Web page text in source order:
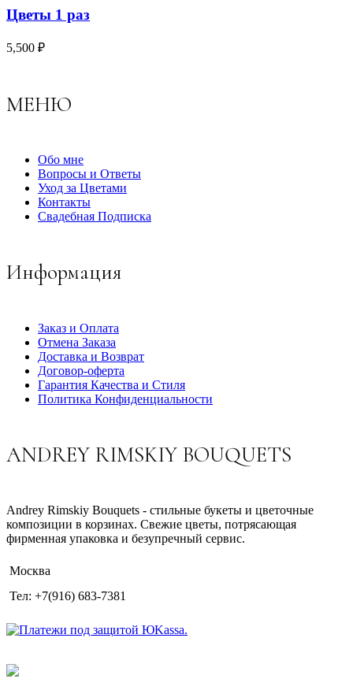
Цветы 1 раз
5,500 ₽
МЕНЮ
Обо мне
Вопросы и Ответы
Уход за Цветами
Контакты
Свадебная Подписка
Информация
Заказ и Оплата
Отмена Заказа
Доставка и Возврат
Договор-оферта
Гарантия Качества и Стиля
Политика Конфиденциальности
ANDREY RIMSKIY BOUQUETS
Andrey Rimskiy Bouquets - стильные букеты и цветочные
композиции в корзинах. Свежие цветы, потрясающая
фирменная упаковка и безупречный сервис.
Москва
Тел: +7(916) 683-7381